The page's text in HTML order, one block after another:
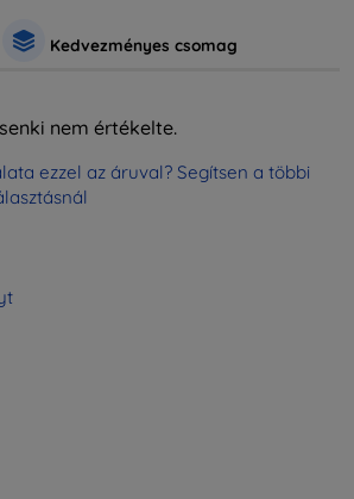
Kedvezményes csomag
nem értékelte.
ezzel az áruval? Segítsen a többi